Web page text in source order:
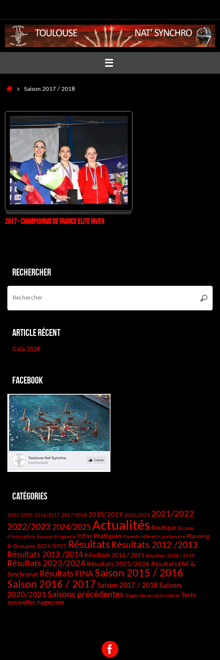
AccueilSaison 2017 / 2018
2017 - Championnat de France Elite Hiver
Rechercher
Article récent
Gala 2026
Facebook
Catégories
2015/2016 2016/2017 2017/2018 2018/2019 2020/2021 2021/2022
2022/20232024/2025 Actualités Boutique Dossier
d'inscription Equipe dirigeante Infos Pratiques Parents référents partenaire Planning
& Groupes 2024/2025 Résultats Résultats 2012 /2013
Résultats 2013 /2014 Résultats 2014 / 2015 Résultats 2018 / 2019
Résultats 2023/2024 Résultats 2025/2026 Résultats ENF &
Synchronat Résultats FINASaison 2015 / 2016
Saison 2016 / 2017 Saison 2017 / 2018Saison
2020/2021 Saisons précédentes Stages Vacances Scolaires Tests
nouvelles nageuses